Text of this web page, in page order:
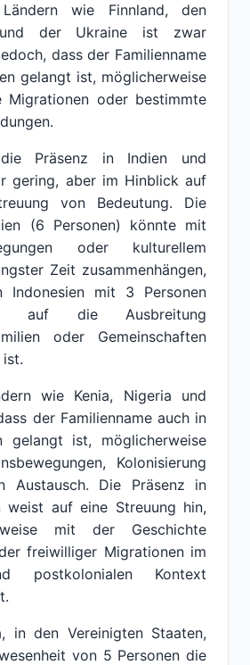
wie Finnland, den
und der Ukraine ist zwar
dass der Familienname
gelangt ist, möglicherweise
Migrationen oder bestimmte
Präsenz in Indien und
gering, aber im Hinblick auf
von Bedeutung. Die
(6 Personen) könnte mit
oder kulturellem
Zeit zusammenhängen,
Indonesien mit 3 Personen
auf die Ausbreitung
oder Gemeinschaften
wie Kenia, Nigeria und
der Familienname auch in
gelangt ist, möglicherweise
Kolonisierung
Austausch. Die Präsenz in
weist auf eine Streuung hin,
mit der Geschichte
freiwilliger Migrationen im
postkolonialen Kontext
in den Vereinigten Staaten,
von 5 Personen die